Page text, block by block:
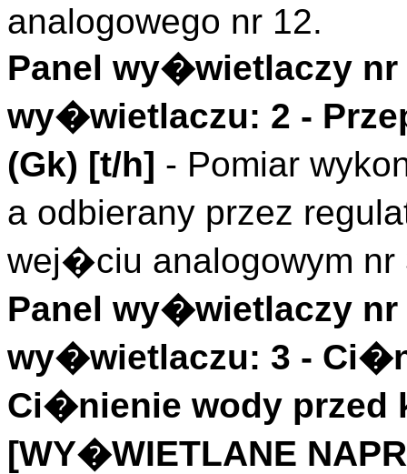
analogowego nr 12.
Panel wy�wietlaczy nr
wy�wietlaczu: 2 -
(Gk) [t/h] - Pomiar
a odbierany przez
wej�ciu analogowym nr
Panel wy�wietlaczy nr
wy�wietlaczu: 3 -
Ci�nienie wody przed
[WY�WIETLANE